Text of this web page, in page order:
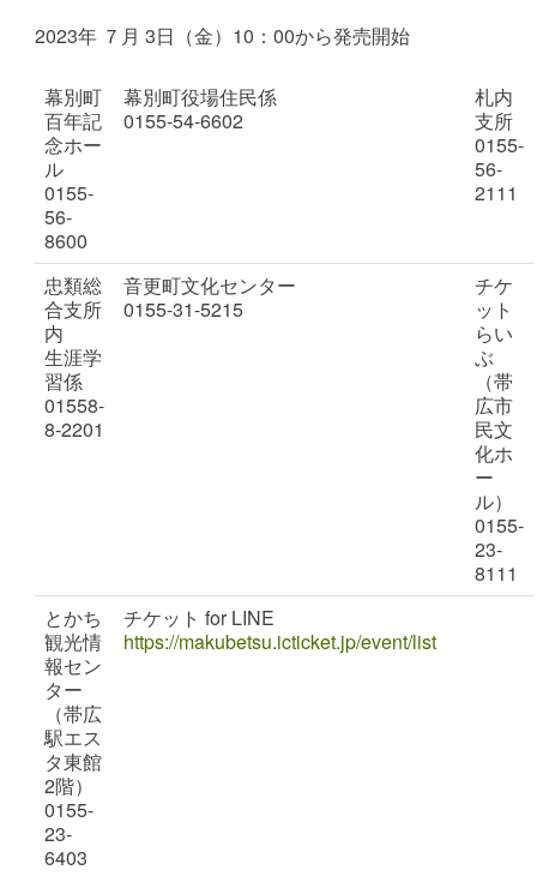
2023年 ７月 3日（金）10：00から発売開始
幕別町
百年記
念ホー
ル
0155-
56-
8600
幕別町役場住民係
0155-54-6602
札内
支所
0155-
56-
2111
忠類総
合支所
内
生涯学
習係
01558-
8-2201
音更町文化センター
0155-31-5215
チケ
ット
らい
ぶ
（帯
広市
民文
化ホ
ー
ル）
0155-
23-
8111
とかち
観光情
報セン
ター
（帯広
駅エス
タ東館
2階）
0155-
23-
6403
チケット for LINE
https://makubetsu.icticket.jp/event/list